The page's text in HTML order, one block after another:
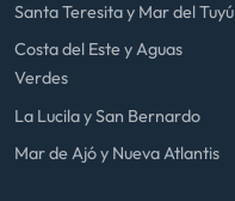
Santa Teresita y Mar del Tuyú
Costa del Este y Aguas
Verdes
La Lucila y San Bernardo
Mar de Ajó y Nueva Atlantis